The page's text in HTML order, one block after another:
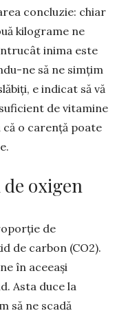
concluzie: chiar
kilograme ne
inima este
ne să ne simțim
e indicat să vă
de vitamine
o carență poate
oxigen
de
de carbon (CO2).
în aceeași
Asta duce la
să ne scadă